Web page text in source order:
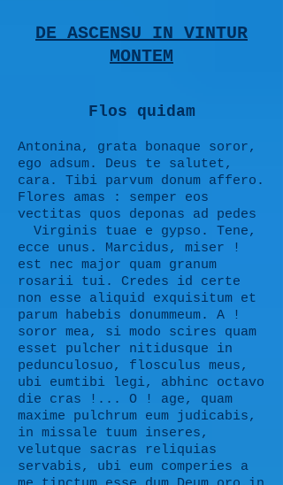
DE ASCENSU IN VINTUR
MONTEM
Flos quidam
Antonina, grata bonaque soror,
ego adsum. Deus te salutet,
cara. Tibi parvum donum affero.
Flores amas : semper eos
vectitas quos deponas ad pedes
Virginis tuae e gypso. Tene,
ecce unus. Marcidus, miser !
est nec major quam granum
rosarii tui. Credes id certe
non esse aliquid exquisitum et
parum habebis donummeum. A !
soror mea, si modo scires quam
esset pulcher nitidusque in
pedunculosuo, flosculus meus,
ubi eumtibi legi, abhinc octavo
die cras !... O ! age, quam
maxime pulchrum eum judicabis,
in missale tuum inseres,
velutque sacras reliquias
servabis, ubi eum comperies a